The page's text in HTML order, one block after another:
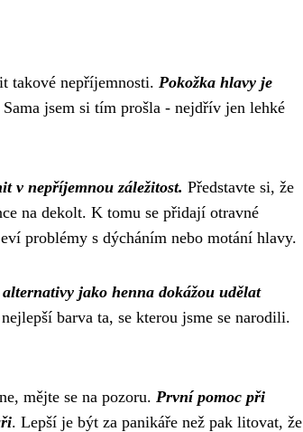
takové nepříjemnosti. Pokožka hlavy je
Sama jsem si tím prošla - nejdřív jen lehké
v nepříjemnou záležitost. Představte si, že
na dekolt. K tomu se přidají otravné
problémy s dýcháním nebo motání hlavy.
jako henna dokážou udělat
barva ta, se kterou jsme se narodili.
mějte se na pozoru. První pomoc při
. Lepší je být za panikáře než pak litovat, že